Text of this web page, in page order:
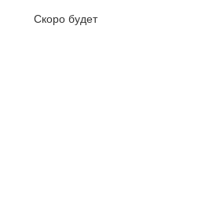
Скоро будет